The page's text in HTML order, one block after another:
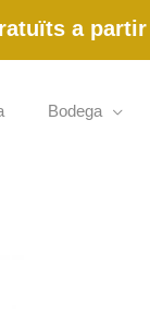
a
Bodega